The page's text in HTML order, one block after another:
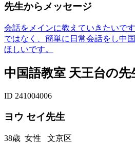
先生からメッセージ
会話をメインに教えていきたいで
ではなく、簡単に日常会話をし中
ほしいです。
中国語教室 天王台の先
ID 241004006
ヨウ セイ先生
38歳 女性 文京区